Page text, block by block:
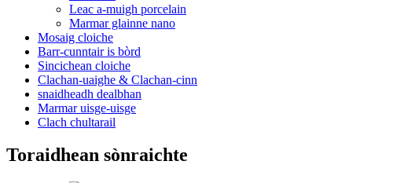
Leac a-muigh porcelain
Marmar glainne nano
Mosaig cloiche
Barr-cunntair is bòrd
Sincichean cloiche
Clachan-uaighe & Clachan-cinn
snaidheadh ​​​​​​dealbhan
Marmar uisge-uisge
Clach chultarail
Toraidhean sònraichte